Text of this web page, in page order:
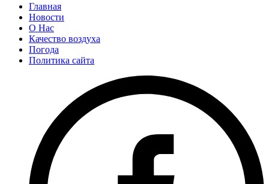
Главная
Новости
О Нас
Качество воздуха
Погода
Политика сайта